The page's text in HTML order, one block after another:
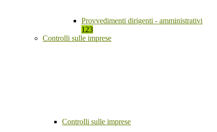
Provvedimenti dirigenti - amministrativi
123
Controlli sulle imprese
Controlli sulle imprese